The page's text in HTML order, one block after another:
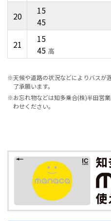
20
21
15
45
15
45 高
※天候や道路の状況などによりバスが
了承願います。
※お忘れ物などは知多乗合(株)半田営
わせください。